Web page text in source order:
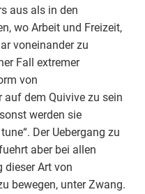
aus als in den
wo Arbeit und Freizeit,
voneinander zu
Fall extremer
von
dem Quivive zu sein
werden sie
Der Uebergang zu
aber bei allen
dieser Art von
bewegen, unter Zwang.